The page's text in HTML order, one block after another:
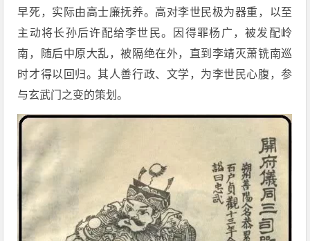
早死，实际由高士廉抚养。高对李世民极为器重，以至
主动将长孙后许配给李世民。因得罪杨广，被发配岭
南，随后中原大乱，被隔绝在外，直到李靖灭萧铣南巡
时才得以回归。其人善行政、文学，为李世民心腹，参
与玄武门之变的策划。